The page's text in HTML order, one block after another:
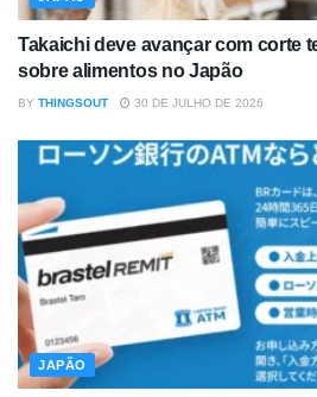
Takaichi deve avançar com corte
sobre alimentos no Japão
BY THINGSOUT 30 DE JULHO DE 2026
JAPÃO